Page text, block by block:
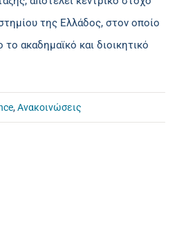
της Ελλάδος, στον οποίο
ακαδημαϊκό και διοικητικό
,Ανακοινώσεις